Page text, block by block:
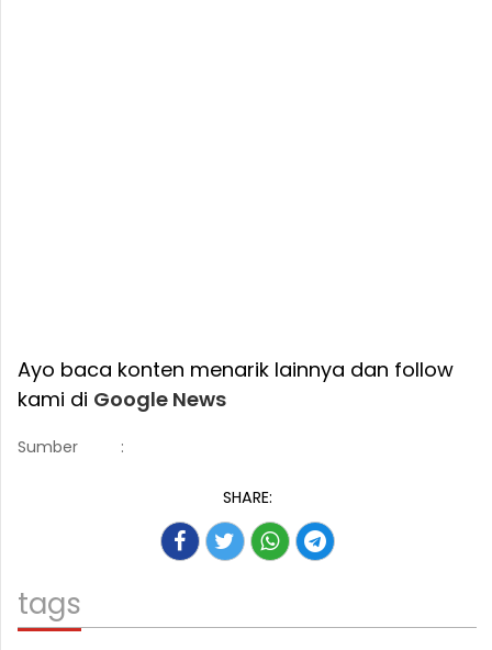
Ayo baca konten menarik lainnya dan follow
kami di Google News
Sumber :
SHARE:
tags